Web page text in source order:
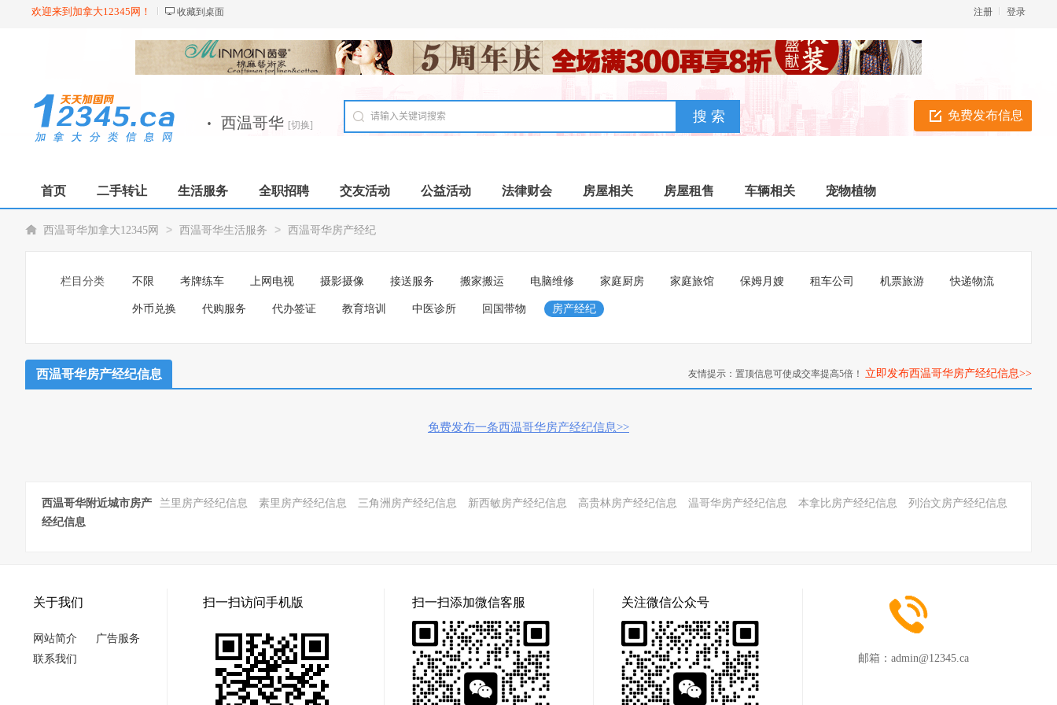
欢迎来到加拿大12345网！ 收藏到桌面 登录
注册
免费发布信息
· 西温哥华 [切换]
首页 二手转让 生活服务 全职招聘 交友活动 公益活动 法律财会 房屋相关 房屋租售 车辆相关 宠物植物
西温哥华加拿大12345网 > 西温哥华生活服务 > 西温哥华房产经纪
栏目分类 不限 考牌练车 上网电视 摄影摄像 接送服务 搬家搬运 电脑维修 家庭厨房 家庭旅馆 保姆月嫂 租车公司 机票旅游 快递物流
外币兑换 代购服务 代办签证 教育培训 中医诊所 回国带物 房产经纪
西温哥华房产经纪信息 友情提示：置顶信息可使成交率提高5倍！ 立即发布西温哥华房产经纪信息>>
免费发布一条西温哥华房产经纪信息>>
西温哥华附近城市房产
经纪信息
兰里房产经纪信息 素里房产经纪信息 三角洲房产经纪信息 新西敏房产经纪信息 高贵林房产经纪信息 温哥华房产经纪信息 本拿比房产经纪信息 列治文房产经纪信息
关于我们
网站简介
广告服务
联系我们
扫一扫访问手机版 扫一扫添加微信客服 关注微信公众号
邮箱： admin@12345.ca